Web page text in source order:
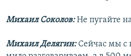
Михаил Соколов:Не пугайте
Михаил Делягин:Сейчас мы с